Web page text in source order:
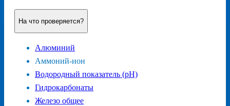
На что проверяется?
Алюминий
Аммоний-ион
Водородный показатель (pH)
Гидрокарбонаты
Железо общее